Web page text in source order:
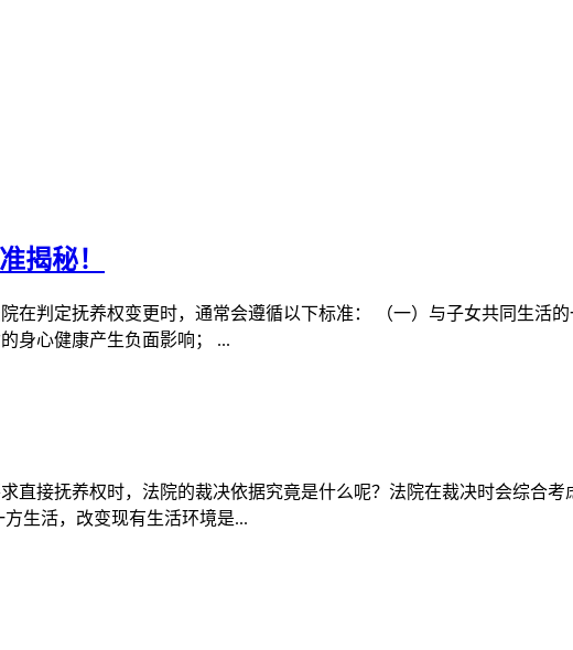
揭秘！
在判定抚养权变更时，通常会遵循以下标准： （一）与子女共同生活
身心健康产生负面影响； ...
直接抚养权时，法院的裁决依据究竟是什么呢？法院在裁决时会综合
生活，改变现有生活环境是...